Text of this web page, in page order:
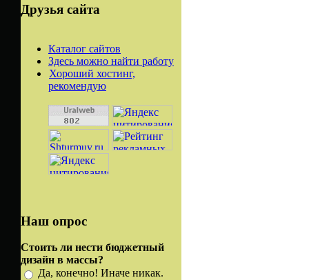
Друзья сайта
Каталог сайтов
Здесь можно найти работу
Хороший хостинг,
рекомендую
Наш опрос
Стоить ли нести бюджетный
дизайн в массы?
Да, конечно! Иначе никак.